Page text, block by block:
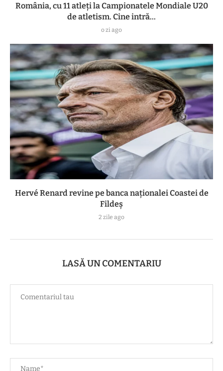
România, cu 11 atleți la Campionatele Mondiale U20
de atletism. Cine intră...
o zi ago
Hervé Renard revine pe banca naționalei Coastei de
Fildeș
2 zile ago
LASĂ UN COMENTARIU